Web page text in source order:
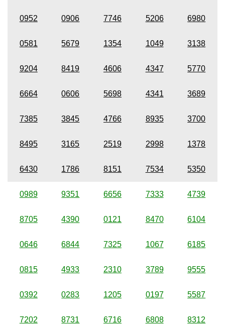
0952 0906 7746 5206 6980
0581 5679 1354 1049 3138
9204 8419 4606 4347 5770
6664 0606 5698 4341 3689
7385 3845 4766 8935 3700
8495 3165 2519 2998 1378
6430 1786 8151 7534 5350
0989 9351 6656 7333 4739
8705 4390 0121 8470 6104
0646 6844 7325 1067 6185
0815 4933 2310 3789 9555
0392 0283 1205 0197 5587
7202 8731 6716 6808 8312